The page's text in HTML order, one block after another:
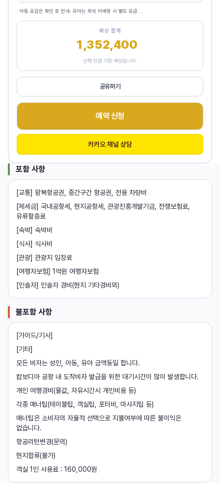
· 아동 요금은 확인 후 안내. 유아는 좌석 미배정 시 별도 요금.
예상 합계
1,352,400
선택 인원 기준 예상입니다.
공유하기
예약 신청
카카오 채널 상담
포함 사항
[교통] 왕복항공권, 중간구간 항공권, 전용 차량비
[제세금] 국내공항세, 현지공항세, 관광진흥개발기금, 전쟁보험료,
유류할증료
[숙박] 숙박비
[식사] 식사비
[관광] 관광지 입장료
[여행자보험] 1억원 여행자보험
[인솔자] 인솔자 경비(현지 기타경비외)
불포함 사항
[가이드/기사]
[기타]
모든 비자는 성인, 아동, 유아 금액동일 합니다.
캄보디아 공항 내 도착비자 발급을 위한 대기시간이 많이 발생합니다.
개인 여행경비(물값, 자유시간시 개인비용 등)
각종 매너팁(테이블팁, 객실팁, 포터비, 마사지팁 등)
매너팁은 소비자의 자율적 선택으로 지불여부에 따른 불이익은
없습니다.
항공리턴변경(문의)
현지합류(불가)
객실 1인 사용료 : 160,000원